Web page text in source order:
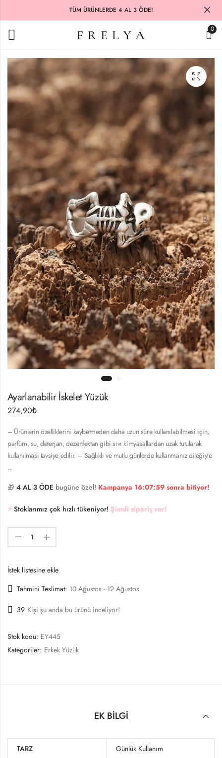
TÜM ÜRÜNLERDE 4 AL 3 ÖDE!
0
Ayarlanabilir İskelet Yüzük
274,90₺
– Ürünlerin özelliklerini kaybetmeden daha uzun süre kullanılabilmesi için,
parfüm, su, deterjan, dezenfektan gibi sıvı kimyasallardan uzak tutularak
kullanılması tavsiye edilir. – Sağlıklı ve mutlu günlerde kullanmanız dileğiyle
..
🎁 4 AL 3 ÖDE bugüne özel! Kampanya 16:07:59 sonra bitiyor!
⚡️ Stoklarımız çok hızlı tükeniyor! Şimdi sipariş ver!
İstek listesine ekle
Tahmini Teslimat: 10 Ağustos - 12 Ağustos
39 Kişi şu anda bu ürünü inceliyor!
Stok kodu: EY445
Kategoriler: Erkek Yüzük
EK BILGI
TARZ Günlük Kullanım